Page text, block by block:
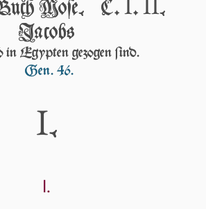
Moſe. C․ ․
.
Jácobs
in Egyp­ten gezogen ſind.
Gen. 46.
I.
I.